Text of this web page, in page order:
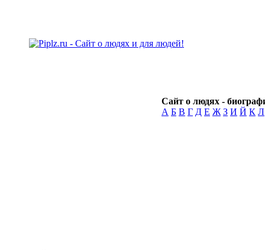
Сайт о людях -
А Б В Г Д Е Ж З И Й К Л